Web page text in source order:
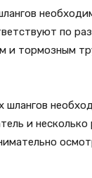
по
и тормозным
шлангов
и